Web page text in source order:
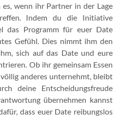
es, wenn ihr Partner in der Lage
Indem du die Initiative
das Programm für euer Date
Gefühl. Dies nimmt ihm den
sich auf das Date und eure
Ob ihr gemeinsam Essen
anderes unternehmt, bleibt
deine Entscheidungsfreude
übernehmen kannst
dass euer Date reibungslos